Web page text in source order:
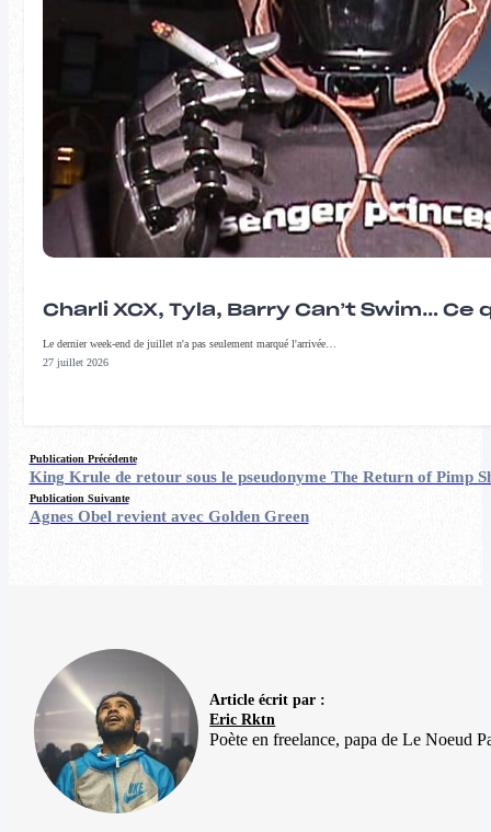
Charli XCX, Tyla, Barry Can’t Swim…
Le dernier week-end de juillet n'a pas seulement marqué l'arrivée…
27 juillet 2026
Publication Précédente
King Krule de retour sous le pseudonyme The Return of Pimp
Publication Suivante
Agnes Obel revient avec Golden Green
Article écrit par :
Eric Rktn
Poète en freelance, papa de Le Noeud